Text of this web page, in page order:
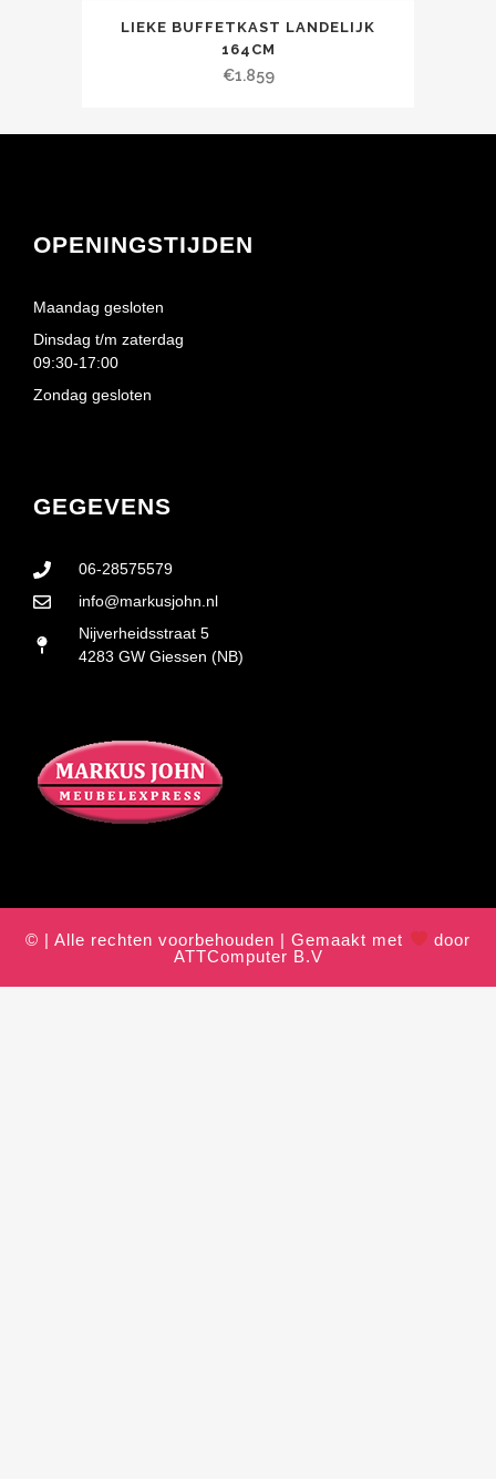
LIEKE BUFFETKAST LANDELIJK
164CM
€1.859
GEGEVENS
06-28575579
info@markusjohn.nl
Nijverheidsstraat 5
4283 GW Giessen (NB)
OPENINGSTIJDEN
Maandag gesloten
Dinsdag t/m zaterdag
09:30-17:00
Zondag gesloten
© | Alle rechten voorbehouden | Gemaakt met
door
ATTComputer B.V